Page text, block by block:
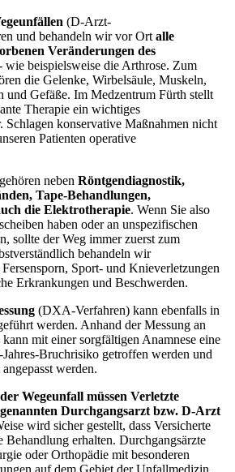
(D-Arzt-
und behandeln wir vor Ort alle
Veränderungen des
wie beispielsweise die Arthrose. Zum
die Gelenke, Wirbelsäule, Muskeln,
und Gefäße. Im Medzentrum Fürth stellt
Therapie ein wichtiges
Schlagen konservative Maßnahmen nicht
Patienten operative
neben Röntgendiagnostik,
Tape-Behandlungen,
die Elektrotherapie. Wenn Sie also
haben oder an unspezifischen
sollte der Weg immer zuerst zum
behandeln wir
Sport- und Knieverletzungen
Erkrankungen und Beschwerden.
(DXA-Verfahren) kann ebenfalls in
werden. Anhand der Messung an
mit einer sorgfältigen Anamnese eine
Jahres-Bruchrisiko getroffen werden und
werden.
Wegeunfall müssen Verletzte
Durchgangsarzt bzw. D-Arzt
wird sicher gestellt, dass Versicherte
Behandlung erhalten. Durchgangsärzte
oder Orthopädie mit besonderen
auf dem Gebiet der Unfallmedizin.